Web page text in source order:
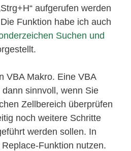
aufgerufen werden
Funktion habe ich auch
Suchen und
VBA Makro. Eine VBA
sinnvoll, wenn Sie
Zellbereich überprüfen
noch weitere Schritte
werden sollen. In
Funktion nutzen.